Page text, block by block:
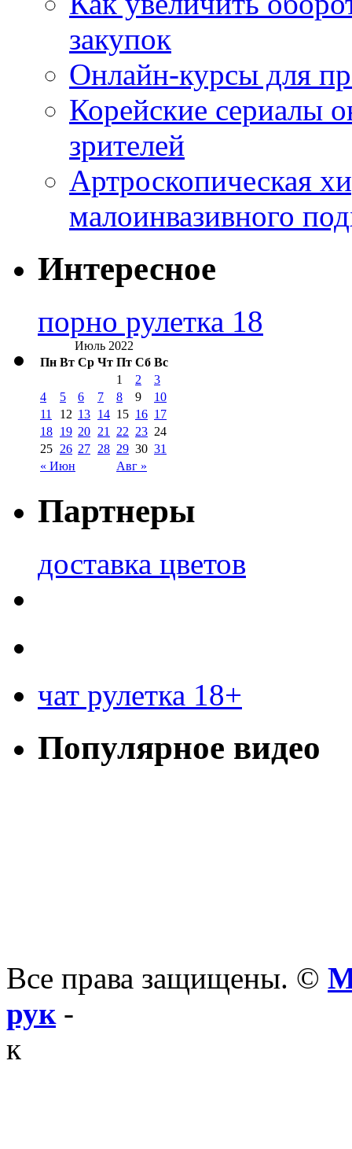
закупок
Онлайн-курсы для
Корейские сериалы
зрителей
Артроскопическая
малоинвазивного
Интересное
порно рулетка 18
Июль 2022
Пн Вт Ср Чт Пт Сб Вс
« Июн Авг »
1 2
3
4
5 6 7 8 9
10
11
12 13 14 15 16 17
18 19 20 21 22 23 24
25 26 27 28 29 30 31
Партнеры
доставка цветов
чат рулетка 18+
Популярное видео
Все права защищены. ©
рук-
к